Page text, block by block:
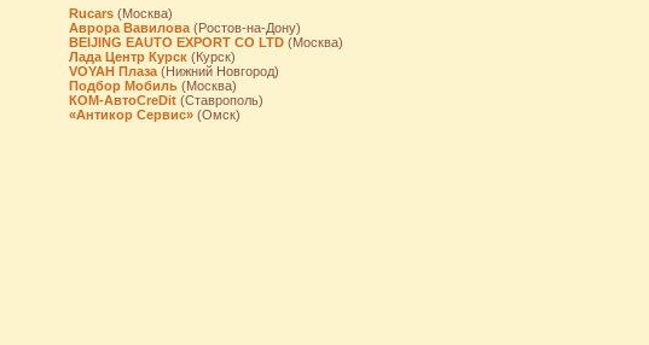
Rucars (Москва)
Аврора Вавилова (Ростов-на-Дону)
BEIJING EAUTO EXPORT CO LTD (Москва)
Лада Центр Курск (Курск)
VOYAH Плаза (Нижний Новгород)
Подбор Мобиль (Москва)
КОМ-АвтоCreDit (Ставрополь)
«Антикор Сервис» (Омск)